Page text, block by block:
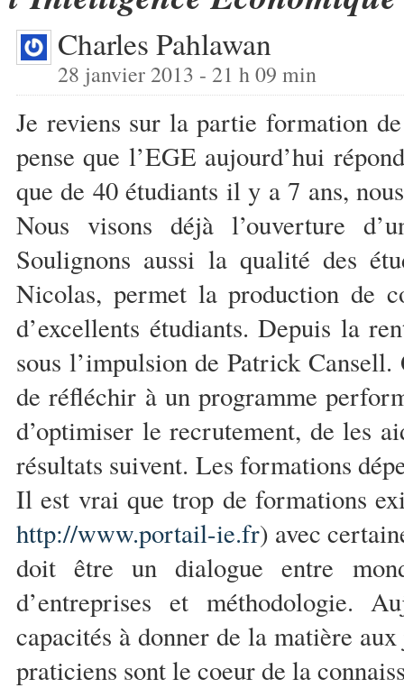
Charles Pahlawan
28 janvier 2013 - 21 h 09 min
Je reviens sur la partie formation
pense que l’EGE aujourd’hui
que de 40 étudiants il y a 7 ans,
Nous visons déjà l’ouverture
Soulignons aussi la qualité des
Nicolas, permet la production de
d’excellents étudiants. Depuis la
sous l’impulsion de Patrick
de réfléchir à un programme
d’optimiser le recrutement, de les
résultats suivent. Les formations
Il est vrai que trop de formations
http://www.portail-ie.fr) avec
doit être un dialogue entre
d’entreprises et méthodologie.
capacités à donner de la matière
praticiens sont le coeur de la